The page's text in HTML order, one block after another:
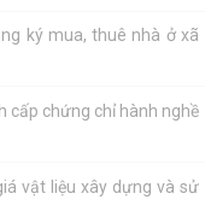
thuỷ lợi Hải Phòng
được sửa đổi, bổ sung
án Hoàng Huy Sở Dầu